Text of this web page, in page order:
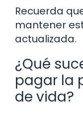
Recuerda
mantener
actualizada.
¿Qué
pagar la
de vida?